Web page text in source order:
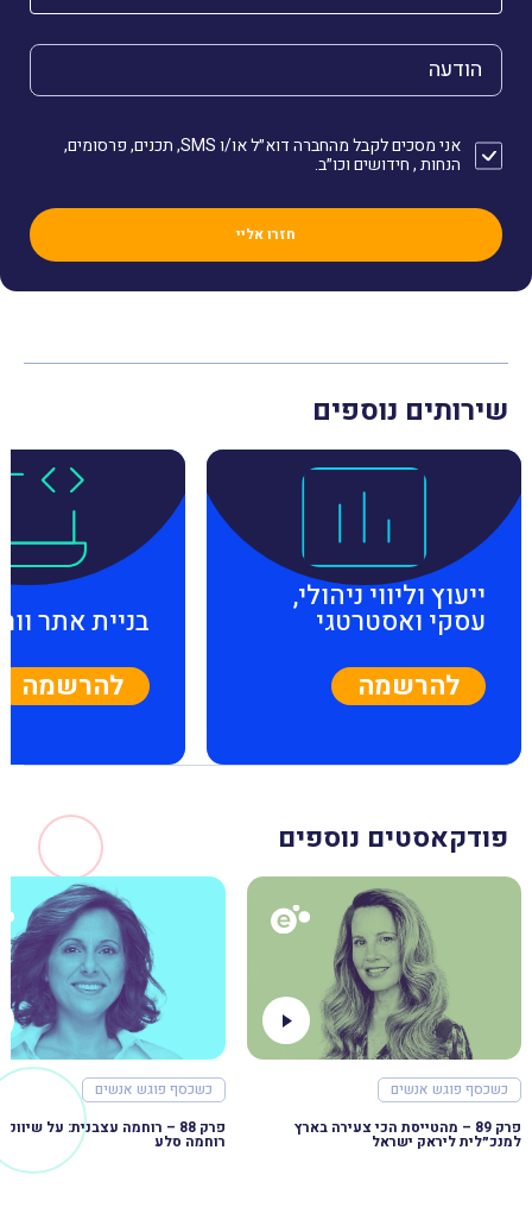
הודעה
אני מסכים לקבל מהחברה דוא״ל או/ו SMS, תכנים, פרסומים,
הנחות , חידושים וכו״ב.
שירותים נוספים
ייעוץ וליווי ניהולי,
עסקי ואסטרטגי
להרשמה
בניית אתר
להרשמה
פודקאסטים נוספים
כשכסף פוגש אנשים
פרק 89 – מהטייסת הכי צעירה בארץ
למנכ״לית ליראק ישראל
כשכסף פוגש אנשים
רוחמה סלע